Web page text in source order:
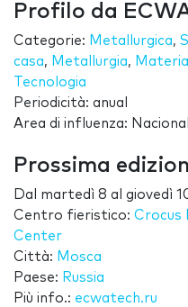
Profilo da
Categorie: Metallurgica,
casa, Metallurgia,
Tecnologia
Periodicità: anual
Area di influenza: Nacional
Prossima
Dal martedì 8 al giovedì
Centro fieristico: Crocus
Center
Città: Mosca
Paese: Russia
Più info.: ecwatech.ru